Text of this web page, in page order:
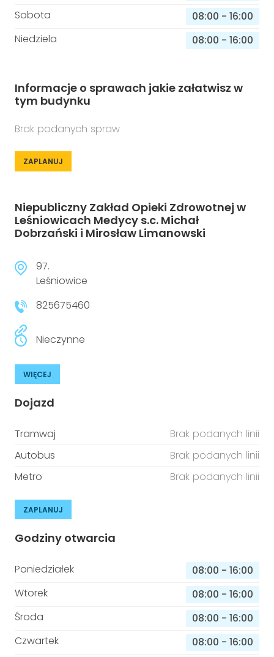
Sobota
08:00 - 16:00
Niedziela
08:00 - 16:00
Informacje o sprawach jakie załatwisz w
tym budynku
Brak podanych spraw
ZAPLANUJ
Niepubliczny Zakład Opieki Zdrowotnej w
Leśniowicach Medycy s.c. Michał
Dobrzański i Mirosław Limanowski
97.
Leśniowice
825675460
Nieczynne
WIĘCEJ
Dojazd
Tramwaj
Brak podanych linii
Autobus
Brak podanych linii
Metro
Brak podanych linii
ZAPLANUJ
Godziny otwarcia
Poniedziałek 08:00 - 16:00
Wtorek
08:00 - 16:00
Środa
08:00 - 16:00
Czwartek
08:00 - 16:00